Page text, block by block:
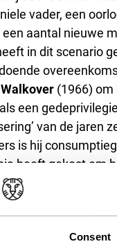
Consent
vader, een
aantal nieuwe
in dit scenario
Walkover (1966) om
een
van de
is hij
heeft gekost om
verbluffend
en dat
werkt niet